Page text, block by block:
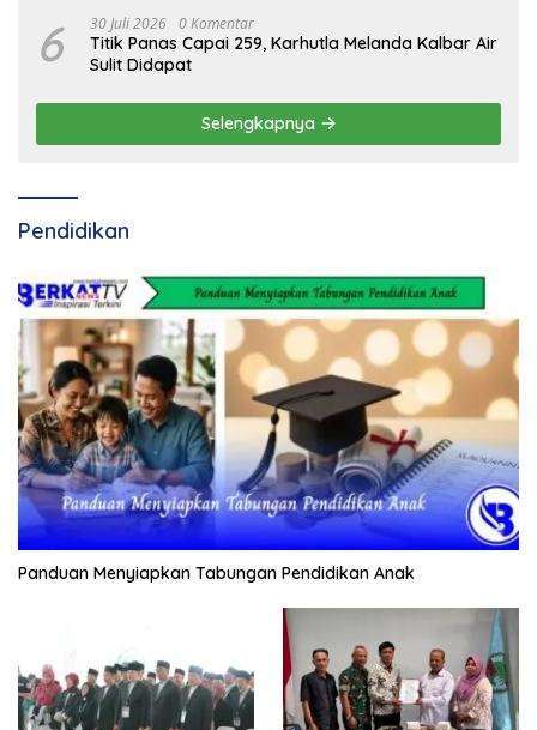
6 30 Juli 2026 0 Komentar
Titik Panas Capai 259, Karhutla Melanda Kalbar Air
Sulit Didapat
Selengkapnya
Pendidikan
Panduan Menyiapkan Tabungan Pendidikan Anak